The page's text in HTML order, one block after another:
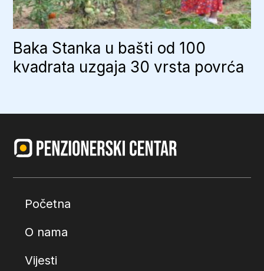
Baka Stanka u bašti od 100
kvadrata uzgaja 30 vrsta povrća
Početna
O nama
Vijesti